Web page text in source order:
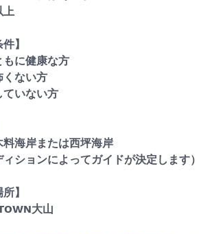
上
】
もに健康な方
くない方
ていない方
料海岸または西坪海岸
ィションによってガイドが決定します）
】
大山